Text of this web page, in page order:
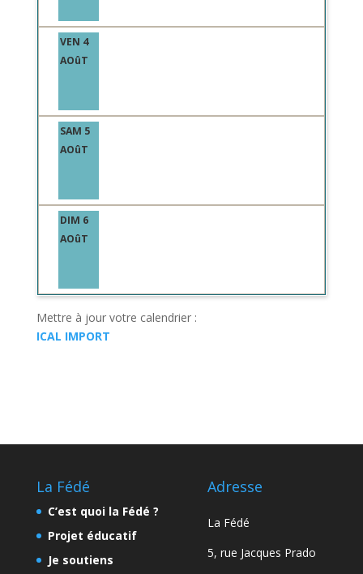
VEN 4
AOûT
SAM 5
AOûT
DIM 6
AOûT
Mettre à jour votre calendrier :
ICAL IMPORT
La Fédé
C’est quoi la Fédé ?
Projet éducatif
Je soutiens
Adresse
La Fédé
5, rue Jacques Prado